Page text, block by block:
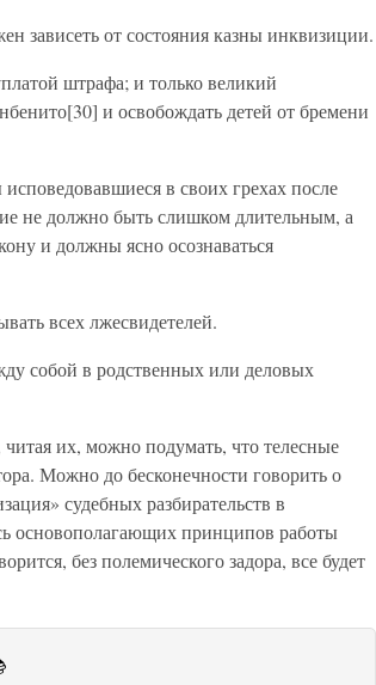
зависеть от состояния казны инквизиции.
штрафа; и только великий
и освобождать детей от бремени
в своих грехах после
не должно быть слишком длительным, а
и должны ясно осознаваться
всех лжесвидетелей.
собой в родственных или деловых
их, можно подумать, что телесные
Можно до бесконечности говорить о
судебных разбирательств в
основополагающих принципов работы
без полемического задора, все будет